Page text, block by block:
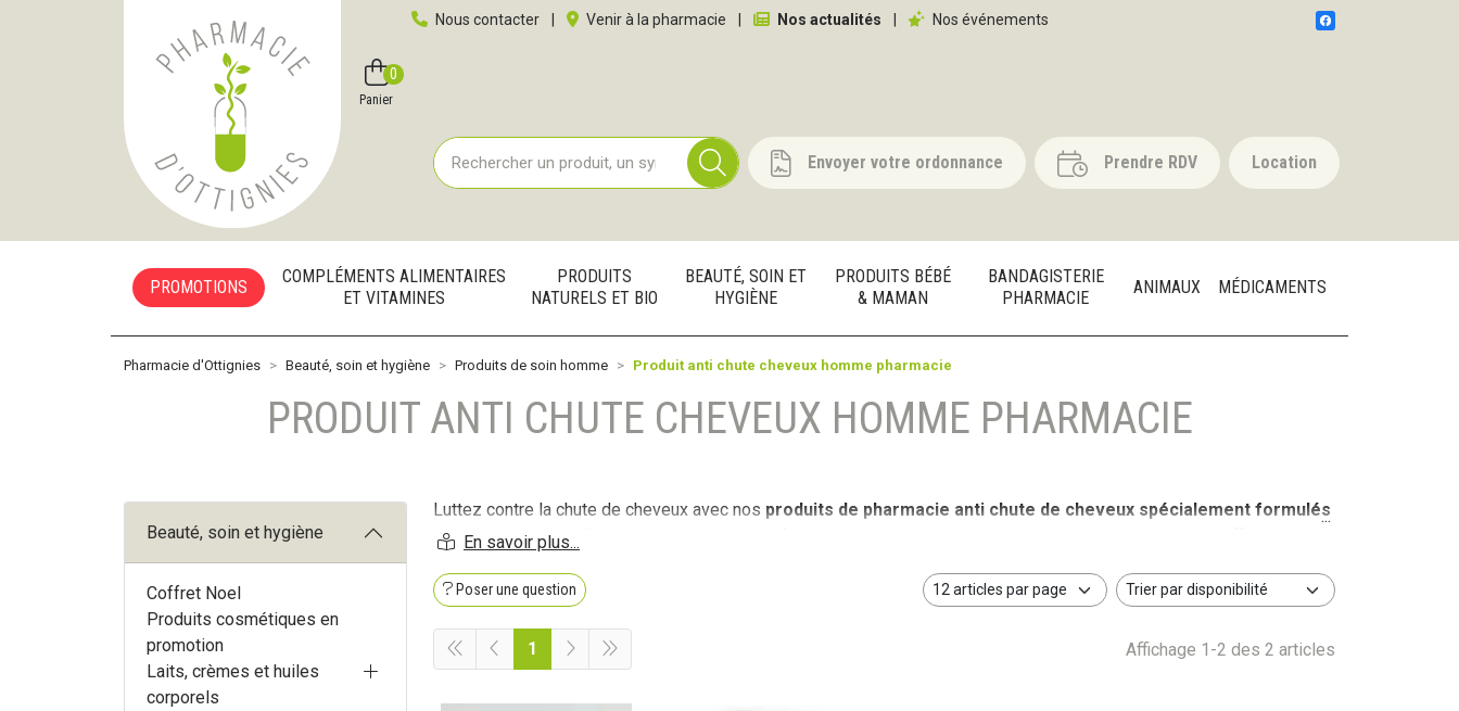
Pharmacie d'Ottignies Votre pharmacie en ligne à votre service
Nous contacter Venir à la pharmacie Nos actualités Nos événements
Favoris Panier
0
Envoyer votre ordonnance Prendre RDV Location
PROMOTIONS
COMPLÉMENTS ALIMENTAIRES
ET VITAMINES
PRODUITS
NATURELS ET BIO
BEAUTÉ, SOIN ET
HYGIÈNE
PRODUITS BÉBÉ
& MAMAN
BANDAGISTERIE
PHARMACIE
ANIMAUX MÉDICAMENTS
Pharmacie d'Ottignies Beauté, soin et hygiène Produits de soin homme Produit anti chute cheveux homme pharmacie
PRODUIT ANTI CHUTE CHEVEUX HOMME PHARMACIE
Luttez contre la chute de cheveux avec nos produits de pharmacie anti chute de cheveux spécialement formulés
pour les hommes
Poser une question
Affichage 1-2 des 2 articles
1
Beauté, soin et hygiène
Coffret Noel
Produits cosmétiques en
promotion
Laits, crèmes et huiles
corporels